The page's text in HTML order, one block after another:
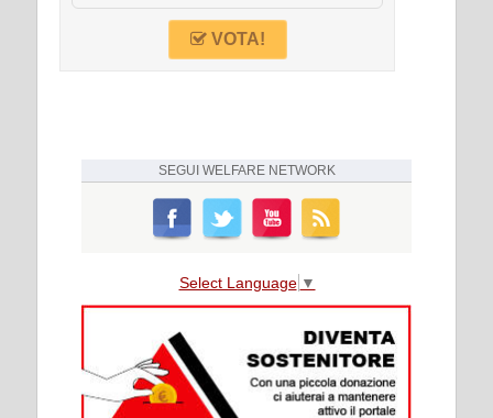
VOTA!
SEGUI WELFARE NETWORK
Select Language ▼